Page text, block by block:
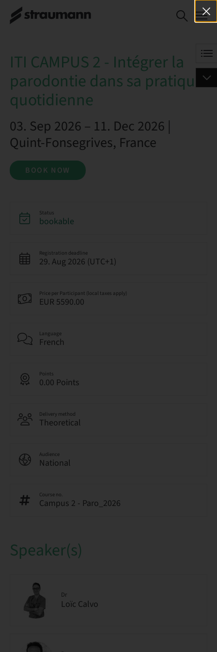
ITI CAMPUS 2 - Intégrer la
parodontie dans sa pratique
BOOK NOW
ITI CAMPUS 2 - Intégrer la
parodontie dans sa pratique
quotidienne
03. Sep 2026 – 11. Dec 2026 |
Quint-Fonsegrives, France
BOOK NOW
Status
bookable
Registration deadline
29. Aug 2026 (UTC+1)
Price per Participant (local taxes apply)
EUR 5590.00
Language
French
Points
0.00 Points
Delivery method
Theoretical
Audience
National
Course no.
Campus 2 - Paro_2026
Speaker(s)
Dr
Loïc Calvo